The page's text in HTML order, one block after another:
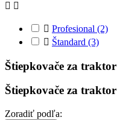
 
 Profesional (2)
 Štandard (3)
Štiepkovače za traktor
Štiepkovače za traktor
Zoradiť podľa: